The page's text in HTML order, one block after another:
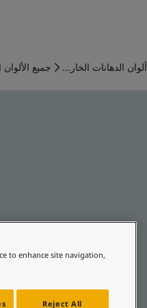
ألوان الدهانات الخار... جميع
to enhance site navigation,
Reject All